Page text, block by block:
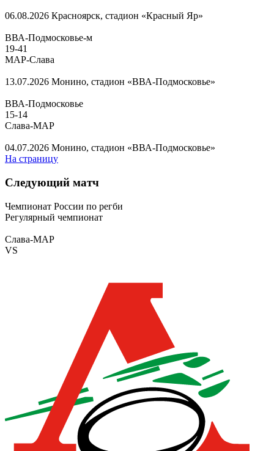
06.08.2026 Красноярск, стадион «Красный Яр»
ВВА-Подмосковье-м
19-41
МАР-Слава
13.07.2026 Монино, стадион «ВВА-Подмосковье»
ВВА-Подмосковье
15-14
Слава-МАР
04.07.2026 Монино, стадион «ВВА-Подмосковье»
На страницу
Следующий матч
Чемпионат России по регби
Регулярный чемпионат
Слава-МАР
VS